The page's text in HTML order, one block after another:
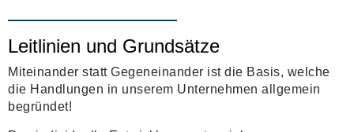
Leitlinien und Grundsätze
Miteinander statt Gegeneinander ist die Basis, welche
die Handlungen in unserem Unternehmen allgemein
begründet!